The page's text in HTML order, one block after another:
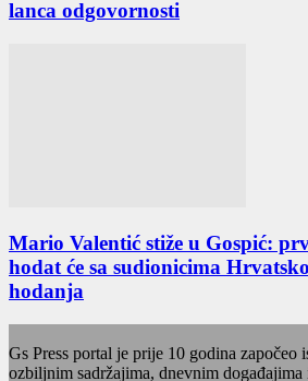
lanca odgovornosti
Mario Valentić stiže u Gospić:
hodat će sa sudionicima
hodanja
Gs Press portal je prije 10 godina
ozbiljnim sadržajima, dnevnim